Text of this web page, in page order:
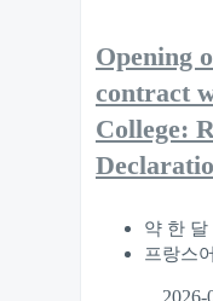
Opening
contract
College:
약 한 달
프랑스